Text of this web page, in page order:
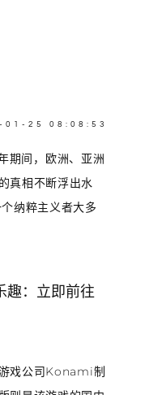
01-25 08:08:53
期间，欧洲、亚洲
真相不断浮出水
纳粹主义者大多
趣：立即前往
戏公司Konami制